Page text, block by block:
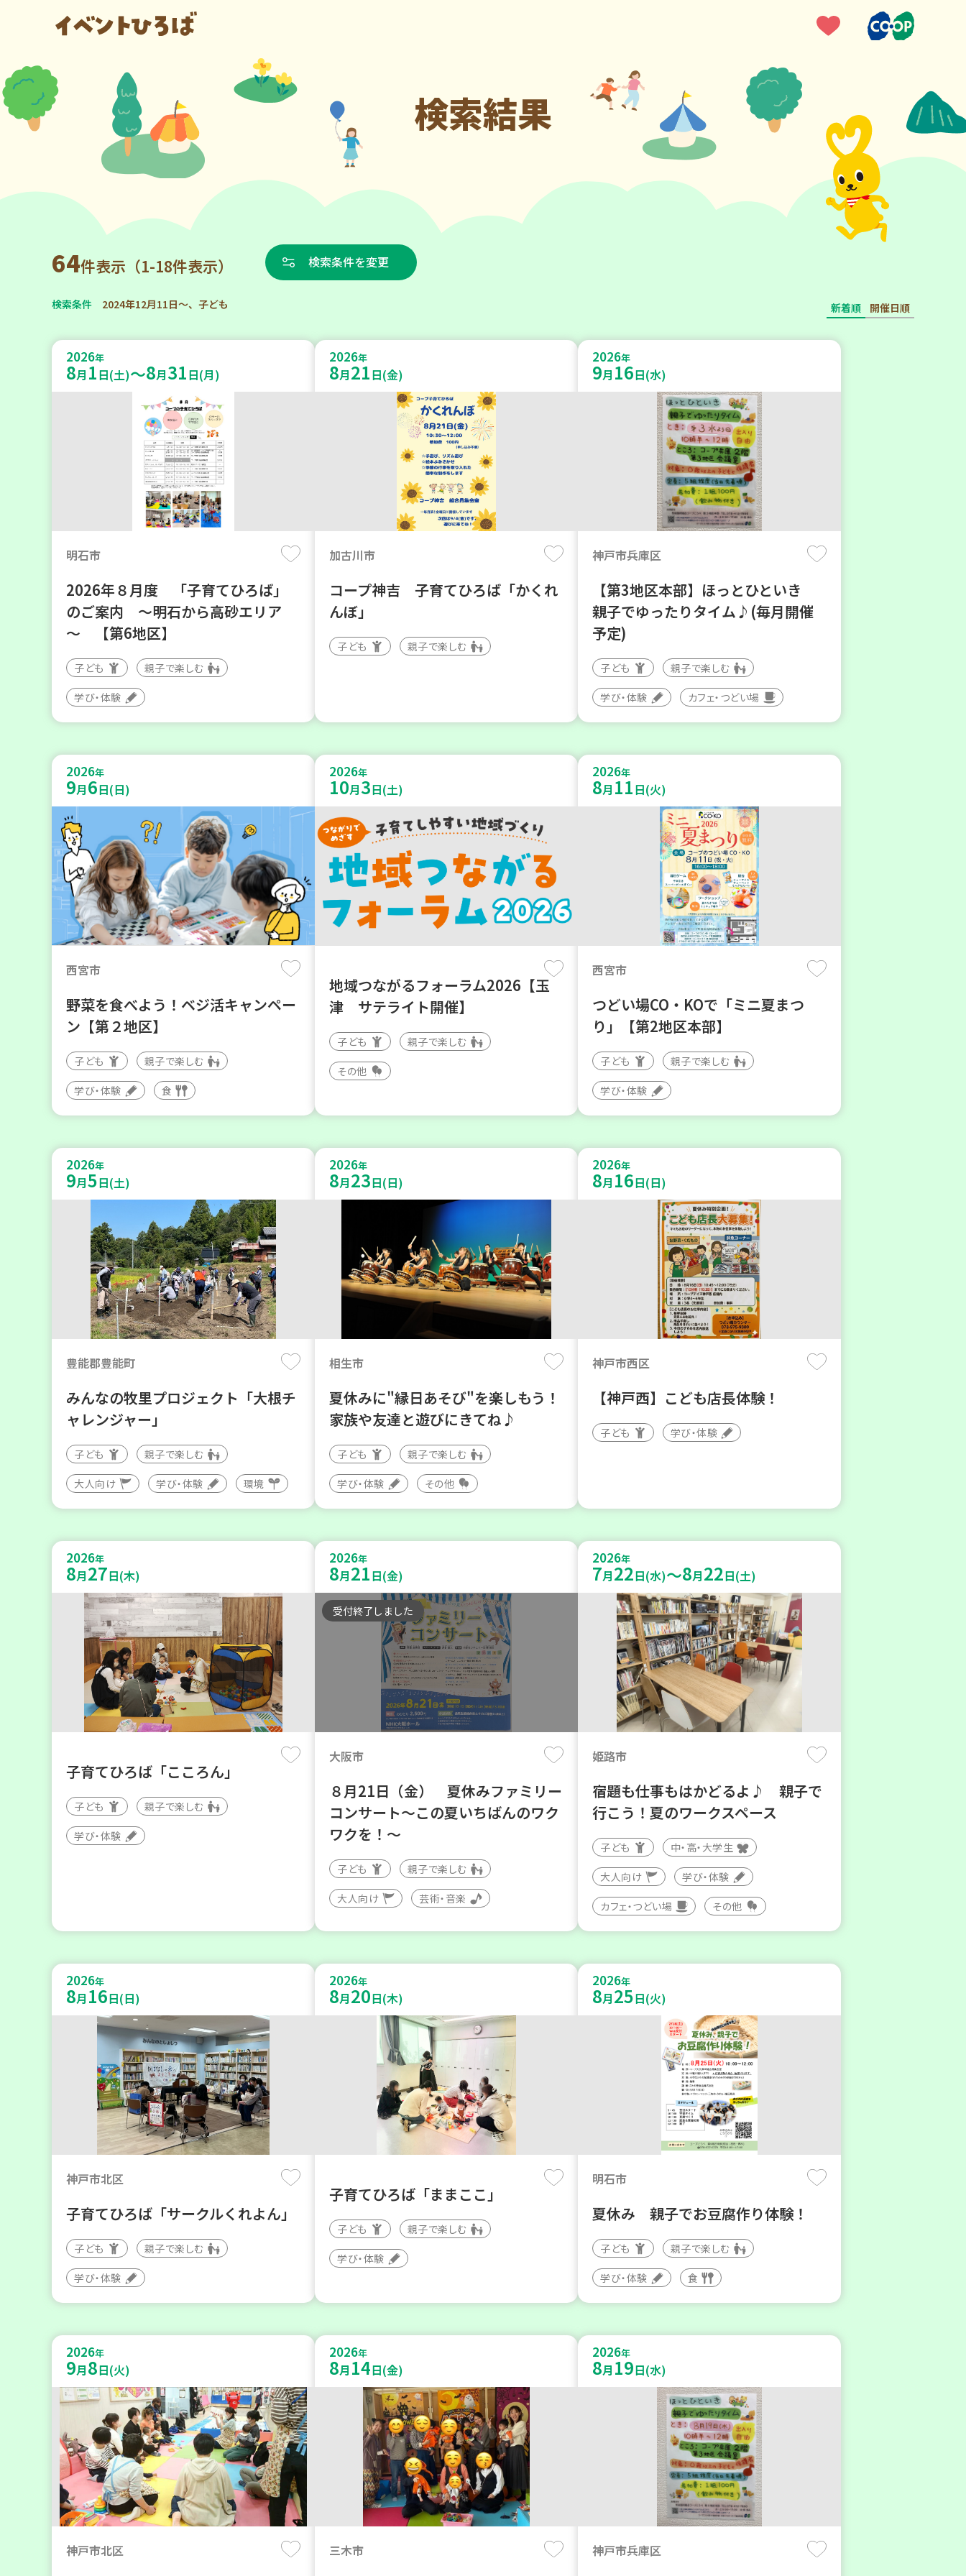
検索結果
64件表示（1-18件表示） 検索条件を変更
検索条件 2024年12月11日～、子ども 新着順 開催日順
2026年
8月 1日(土)～8月31日(月)
明石市
2026年８月度 「子育てひろば」
のご案内 ～明石から高砂エリア
～ 【第6地区】
子ども 親子で楽しむ
学び・体験
2026年
8月21日(金)
加古川市
コープ神吉 子育てひろば「かくれ
んぼ」
子ども 親子で楽しむ
2026年
9月 16日(水)
神戸市兵庫区
【第3地区本部】ほっとひといき
親子でゆったりタイム♪(毎月開催
予定)
子ども 親子で楽しむ
学び・体験 カフェ・つどい場
2026年
9月6日(日)
西宮市
野菜を食べよう！ベジ活キャンペー
ン【第２地区】
子ども 親子で楽しむ
学び・体験 食
2026年
10月3日(土)
地域つながるフォーラム2026【玉
津 サテライト開催】
子ども 親子で楽しむ
その他
2026年
8月 11日(火)
西宮市
つどい場CO・KOで「ミニ夏まつ
り」【第2地区本部】
子ども 親子で楽しむ
学び・体験
2026年
9月5日(土)
豊能郡豊能町
みんなの牧里プロジェクト「大根チ
ャレンジャー」
子ども 親子で楽しむ
大人向け 学び・体験 環境
2026年
8月23日(日)
相生市
夏休みに"縁日あそび"を楽しもう！
家族や友達と遊びにきてね♪
子ども 親子で楽しむ
学び・体験 その他
2026年
8月 16日(日)
神戸市西区
【神戸西】こども店長体験！
子ども 学び・体験
2026年
8月27日(木)
子育てひろば「こころん」
子ども 親子で楽しむ
学び・体験
2026年
8月21日(金)
受付終了しました
大阪市
８月21日（金） 夏休みファミリー
コンサート～この夏いちばんのワク
ワクを！～
子ども 親子で楽しむ
大人向け 芸術・音楽
2026年
7月22日(水)～8月22日(土)
姫路市
宿題も仕事もはかどるよ♪ 親子で
行こう！夏のワークスペース
子ども 中・高・大学生
大人向け 学び・体験
カフェ・つどい場 その他
2026年
8月 16日(日)
神戸市北区
子育てひろば「サークルくれよん」
子ども 親子で楽しむ
学び・体験
2026年
8月20日(木)
子育てひろば「ままここ」
子ども 親子で楽しむ
学び・体験
2026年
8月25日(火)
明石市
夏休み 親子でお豆腐作り体験！
子ども 親子で楽しむ
学び・体験 食
2026年
9月8日(火)
神戸市北区
2026年
8月 14日(金)
三木市
2026年
8月 19日(水)
神戸市兵庫区